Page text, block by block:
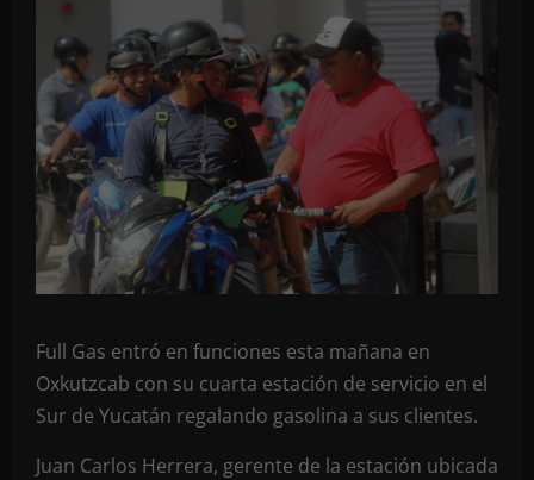
Full Gas entró en funciones esta mañana en
Oxkutzcab con su cuarta estación de servicio en el
Sur de Yucatán regalando gasolina a sus clientes.
Juan Carlos Herrera, gerente de la estación ubicada